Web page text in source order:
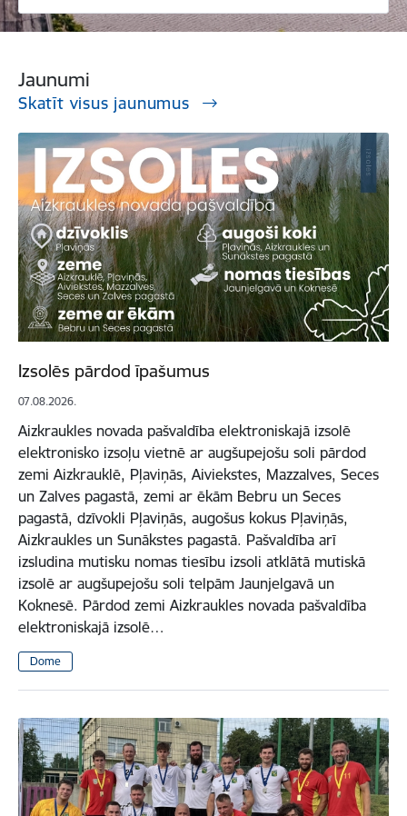
Jaunumi
Skatīt visus jaunumus
Izsolēs pārdod īpašumus
07.08.2026.
Aizkraukles novada pašvaldība elektroniskajā izsolē
elektronisko izsoļu vietnē ar augšupejošu soli pārdod
zemi Aizkrauklē, Pļaviņās, Aiviekstes, Mazzalves, Seces
un Zalves pagastā, zemi ar ēkām Bebru un Seces
pagastā, dzīvokli Pļaviņās, augošus kokus Pļaviņās,
Aizkraukles un Sunākstes pagastā. Pašvaldība arī
izsludina mutisku nomas tiesību izsoli atklātā mutiskā
izsolē ar augšupejošu soli telpām Jaunjelgavā un
Koknesē. Pārdod zemi Aizkraukles novada pašvaldība
elektroniskajā izsolē…
Dome